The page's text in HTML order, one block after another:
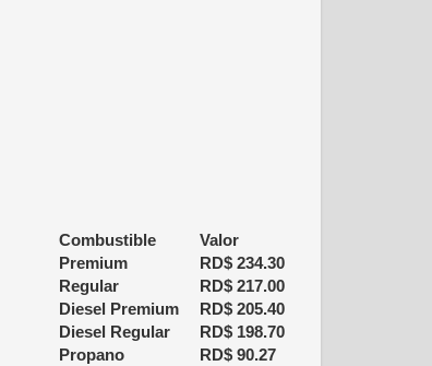
Combustible
Valor
Premium
RD$ 234.30
Regular
RD$ 217.00
Diesel Premium
RD$ 205.40
Diesel Regular
RD$ 198.70
Propano
RD$ 90.27